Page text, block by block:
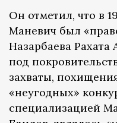
Он отметил, что в
Маневич был
Назарбаева
под
захваты,
«неугодных»
специализацией